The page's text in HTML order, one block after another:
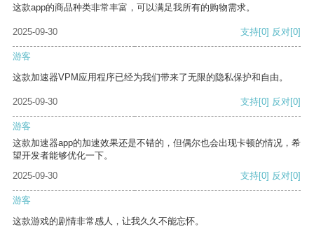
这款app的商品种类非常丰富，可以满足我所有的购物需求。
2025-09-30 支持[0] 反对[0]
游客
这款加速器VPM应用程序已经为我们带来了无限的隐私保护和自由。
2025-09-30 支持[0] 反对[0]
游客
这款加速器app的加速效果还是不错的，但偶尔也会出现卡顿的情况，希
望开发者能够优化一下。
2025-09-30
支持[0] 反对[0]
游客
这款游戏的剧情非常感人，让我久久不能忘怀。